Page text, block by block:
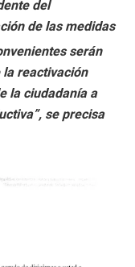
del
de las medidas
serán
reactivación
la ciudadanía a
se precisa